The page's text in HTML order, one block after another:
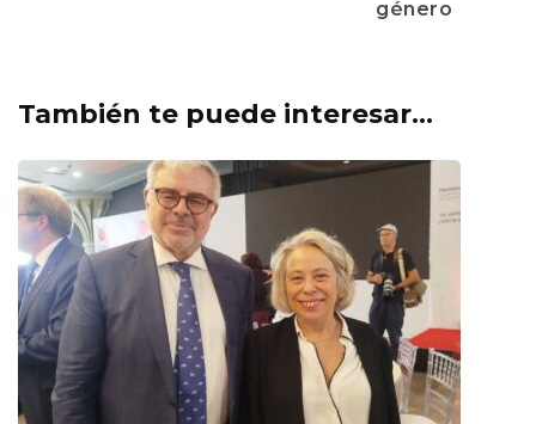
género
También te puede interesar...